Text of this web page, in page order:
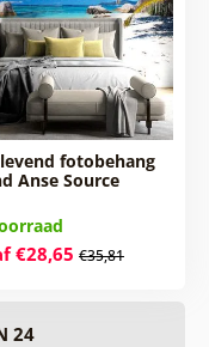
fotobehang
Anse Source
€28,65 €35,81
24